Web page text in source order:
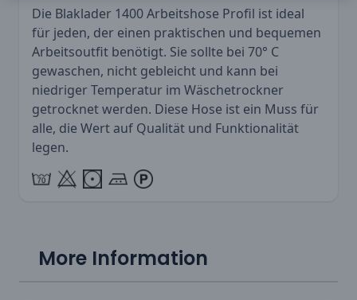
Die Blaklader 1400 Arbeitshose Profil ist ideal
für jeden, der einen praktischen und bequemen
Arbeitsoutfit benötigt. Sie sollte bei 70° C
gewaschen, nicht gebleicht und kann bei
niedriger Temperatur im Wäschetrockner
getrocknet werden. Diese Hose ist ein Muss für
alle, die Wert auf Qualität und Funktionalität
legen.
More Information